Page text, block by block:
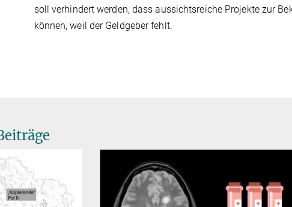
soll verhindert werden, dass aussichtsreiche Projekte zur
können, weil der Geldgeber fehlt.